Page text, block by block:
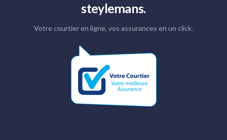
steylemans.
Votre courtier en ligne, vos assurances en un click.